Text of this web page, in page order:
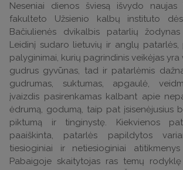
Neseniai dienos šviesą išvydo naujas
fakulteto Užsienio kalbų instituto
Bačiulienės dvikalbis patarlių žodynas
Leidinį sudaro lietuvių ir anglų patarlės,
palyginimai, kurių pagrindinis veikėjas yra
gudrus gyvūnas, tad ir patarlėmis
gudrumas, suktumas, apgaulė,
įvaizdis pasirenkamas kalbant apie
ėdrumą, godumą, taip pat įsisenėjusius
piktumą ir tinginystę. Kiekvienos
paaiškinta, patarlės papildytos
tiesioginiai ir netiesioginiai
Pabaigoje skaitytojas ras temų